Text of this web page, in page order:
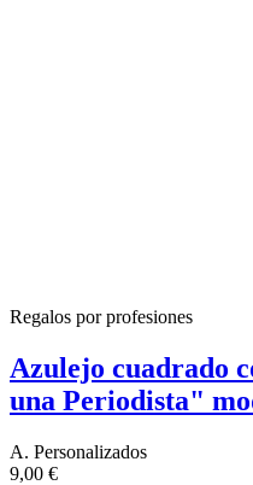
Regalos por profesiones
Azulejo cuadrado
una Periodista"
A. Personalizados
9,00 €